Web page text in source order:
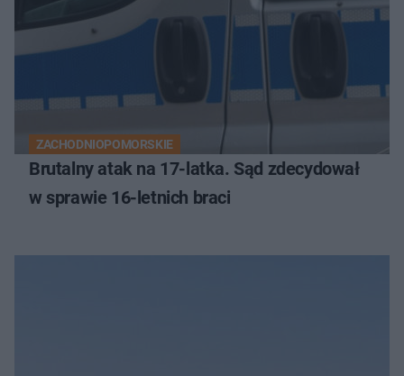
ZACHODNIOPOMORSKIE
Brutalny atak na 17-latka. Sąd zdecydował
w sprawie 16-letnich braci